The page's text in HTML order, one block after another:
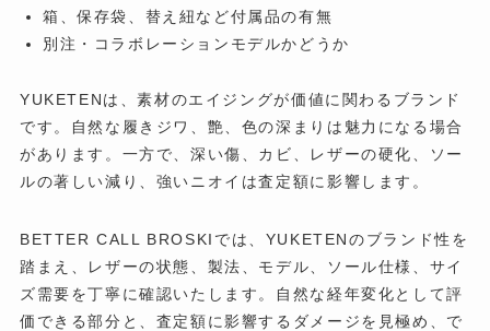
箱、保存袋、替え紐など付属品の有無
別注・コラボレーションモデルかどうか
YUKETENは、素材のエイジングが価値に関わるブランド
です。自然な履きジワ、艶、色の深まりは魅力になる場合
があります。一方で、深い傷、カビ、レザーの硬化、ソー
ルの著しい減り、強いニオイは査定額に影響します。
BETTER CALL BROSKIでは、YUKETENのブランド性を
踏まえ、レザーの状態、製法、モデル、ソール仕様、サイ
ズ需要を丁寧に確認いたします。自然な経年変化として評
価できる部分と、査定額に影響するダメージを見極め、で